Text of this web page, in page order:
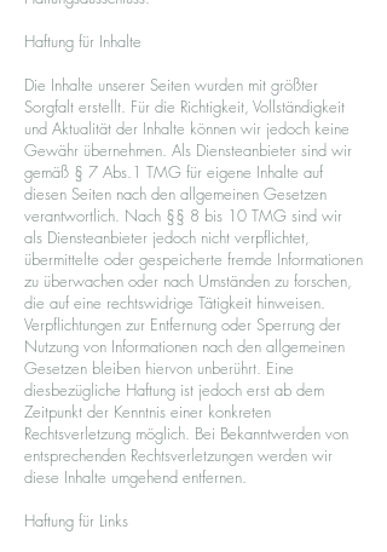
Haftung für Inhalte
Die Inhalte unserer Seiten wurden mit größter
Sorgfalt erstellt. Für die Richtigkeit, Vollständigkeit
und Aktualität der Inhalte können wir jedoch keine
Gewähr übernehmen. Als Diensteanbieter sind wir
gemäß § 7 Abs.1 TMG für eigene Inhalte auf
diesen Seiten nach den allgemeinen Gesetzen
verantwortlich. Nach §§ 8 bis 10 TMG sind wir
als Diensteanbieter jedoch nicht verpflichtet,
übermittelte oder gespeicherte fremde Informationen
zu überwachen oder nach Umständen zu forschen,
die auf eine rechtswidrige Tätigkeit hinweisen.
Verpflichtungen zur Entfernung oder Sperrung der
Nutzung von Informationen nach den allgemeinen
Gesetzen bleiben hiervon unberührt. Eine
diesbezügliche Haftung ist jedoch erst ab dem
Zeitpunkt der Kenntnis einer konkreten
Rechtsverletzung möglich. Bei Bekanntwerden von
entsprechenden Rechtsverletzungen werden wir
diese Inhalte umgehend entfernen.
Haftung für Links